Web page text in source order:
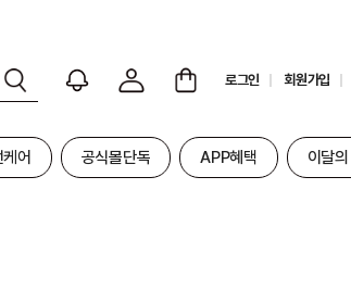
로그인 회원가입
어 공식몰단독 APP혜택 이달